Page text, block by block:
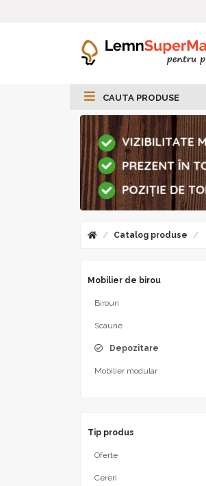
CAUTA PRODUSE
Catalog produse
Mobilier de birou
Birouri
Scaune
Depozitare
Mobilier modular
Tip produs
Oferte
Cereri